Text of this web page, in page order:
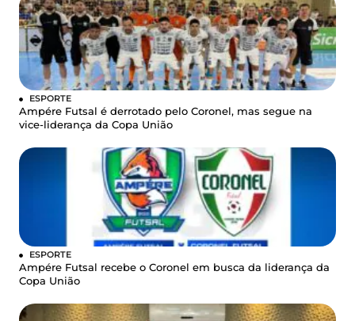
ESPORTE
Ampére Futsal é derrotado pelo Coronel, mas segue na
vice-liderança da Copa União
ESPORTE
Ampére Futsal recebe o Coronel em busca da liderança da
Copa União